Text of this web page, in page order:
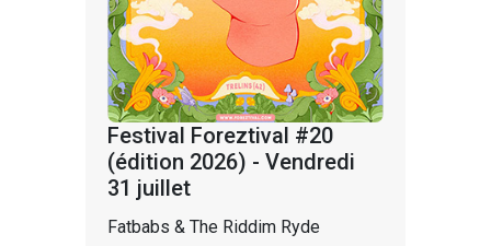
Festival Foreztival #20
(édition 2026) - Vendredi
31 juillet
Fatbabs & The Riddim Ryde